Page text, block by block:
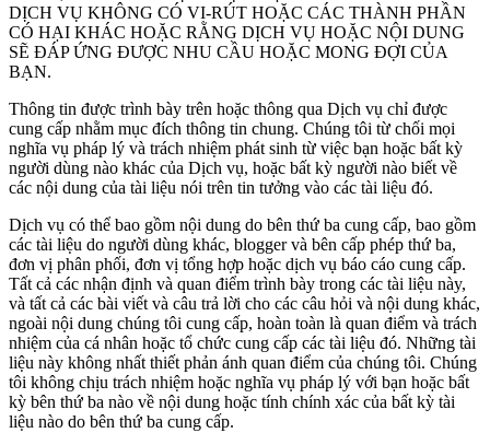
DỊCH VỤ KHÔNG CÓ VI-RÚT HOẶC CÁC THÀNH PHẦN
CÓ HẠI KHÁC HOẶC RẰNG DỊCH VỤ HOẶC NỘI DUNG
SẼ ĐÁP ỨNG ĐƯỢC NHU CẦU HOẶC MONG ĐỢI CỦA
BẠN.
Thông tin được trình bày trên hoặc thông qua Dịch vụ chỉ được
cung cấp nhằm mục đích thông tin chung. Chúng tôi từ chối mọi
nghĩa vụ pháp lý và trách nhiệm phát sinh từ việc bạn hoặc bất kỳ
người dùng nào khác của Dịch vụ, hoặc bất kỳ người nào biết về
các nội dung của tài liệu nói trên tin tưởng vào các tài liệu đó.
Dịch vụ có thể bao gồm nội dung do bên thứ ba cung cấp, bao gồm
các tài liệu do người dùng khác, blogger và bên cấp phép thứ ba,
đơn vị phân phối, đơn vị tổng hợp hoặc dịch vụ báo cáo cung cấp.
Tất cả các nhận định và quan điểm trình bày trong các tài liệu này,
và tất cả các bài viết và câu trả lời cho các câu hỏi và nội dung khác,
ngoài nội dung chúng tôi cung cấp, hoàn toàn là quan điểm và trách
nhiệm của cá nhân hoặc tổ chức cung cấp các tài liệu đó. Những tài
liệu này không nhất thiết phản ánh quan điểm của chúng tôi. Chúng
tôi không chịu trách nhiệm hoặc nghĩa vụ pháp lý với bạn hoặc bất
kỳ bên thứ ba nào về nội dung hoặc tính chính xác của bất kỳ tài
liệu nào do bên thứ ba cung cấp.